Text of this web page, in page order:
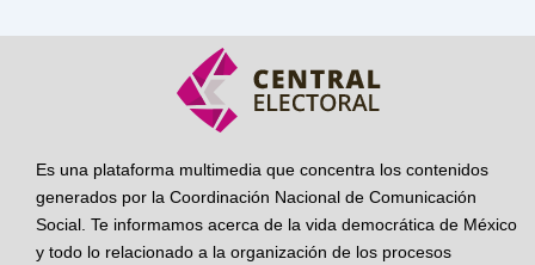
Es una plataforma multimedia que concentra los contenidos
generados por la Coordinación Nacional de Comunicación
Social. Te informamos acerca de la vida democrática de México
y todo lo relacionado a la organización de los procesos